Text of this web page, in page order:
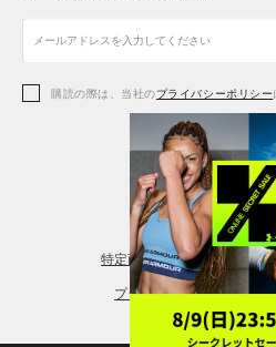
アクセサリー
アクセサリー
シューズ
アクセサリー
レギンス＆タイツ
シューズ
購読の際は、当社のプライバシーポリシー
特定商取引法に基づく通販
プライバシーポリシー